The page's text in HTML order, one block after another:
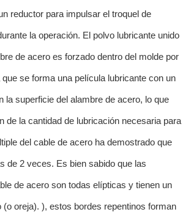
reductor para impulsar el troquel de
la operación. El polvo lubricante unido
de acero es forzado dentro del molde por
se forma una película lubricante con un
la superficie del alambre de acero, lo que
de la cantidad de lubricación necesaria para
del cable de acero ha demostrado que
de 2 veces. Es bien sabido que las
de acero son todas elípticas y tienen un
(o oreja). ), estos bordes repentinos forman